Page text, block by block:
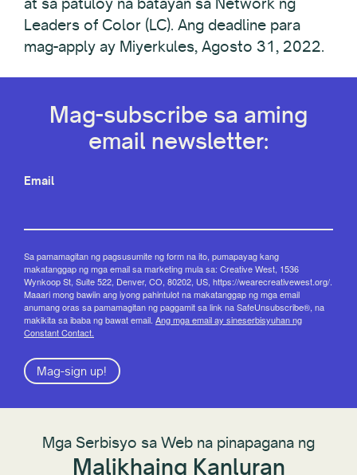
Leaders of Color (LC). Ang deadline para
mag-apply ay Miyerkules, Agosto 31, 2022.
Mag-subscribe sa aming
email newsletter:
Email
Sa pamamagitan ng pagsusumite ng form na ito, pumapayag kang
makatanggap ng mga email sa marketing mula sa: Creative West, 1536
Wynkoop St, Suite 522, Denver, CO, 80202, US, https://wearecreativewest.org/.
Maaari mong bawiin ang iyong pahintulot na makatanggap ng mga email
anumang oras sa pamamagitan ng paggamit sa link na SafeUnsubscribe®, na
makikita sa ibaba ng bawat email. Ang mga email ay sineserbisyuhan ng
Constant Contact.
Mag-sign up!
Mga Serbisyo sa Web na pinapagana ng
Malikhaing Kanluran